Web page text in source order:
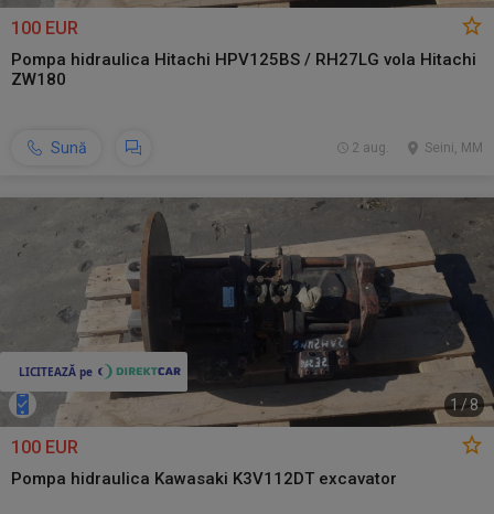
100 EUR
Pompa hidraulica Hitachi HPV125BS / RH27LG vola Hitachi
ZW180
Sună Seini, MM
2 aug.
1 /8
100 EUR
Pompa hidraulica Kawasaki K3V112DT excavator